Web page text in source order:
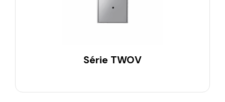
Série TWOV